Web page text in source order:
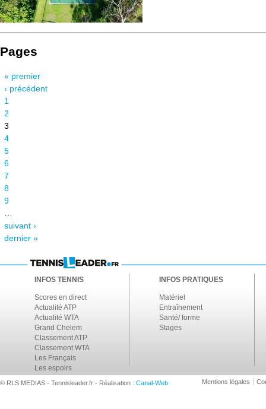
Pages
« premier
‹ précédent
1
2
3
4
5
6
7
8
9
suivant ›
dernier »
INFOS TENNIS
Scores en direct
Actualité ATP
Actualité WTA
Grand Chelem
Classement ATP
Classement WTA
Les Français
Les espoirs
INFOS PRATIQUES
Matériel
Entraînement
Santé/ forme
Stages
© RLS MEDIAS - Tennisleader.fr - Réalisation : Canal-Web Mentions légales